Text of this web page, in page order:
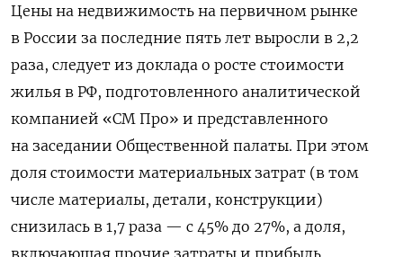
Цены на недвижимость на первичном рынке
в России за последние пять лет выросли в 2,2
раза, следует из доклада о росте стоимости
жилья в РФ, подготовленного аналитической
компанией «СМ Про» и представленного
на заседании Общественной палаты. При этом
доля стоимости материальных затрат (в том
числе материалы, детали, конструкции)
снизилась в 1,7 раза — с 45% до 27%, а доля,
включающая прочие затраты и прибыль